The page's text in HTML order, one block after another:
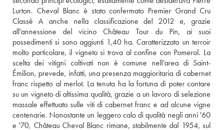
Lurton. Cheval Blanc è stato confermato Premier Grand Cru
Classé A anche nella classificazione del 2012 e, grazie
all'annessione del vicino Château Tour du Pin, ai suoi
possedimenti si sono aggiunti 1,40 ha. Caratterizzato un terroir
molto particolare, il vigneto si trova al confine con Pomerol. La
scelta dei vitigni coltivati non è comune nell’area di Saint-
Émilion, prevede, infatti, una presenza maggioritaria di cabernet
franc rispetto al merlot. La tenuta ha la fortuna di poter contare
su un vigneto di altissima qualità, grazie a un lavoro di selezione
massale effettuato sulle viti di cabernet franc e ad alcune vigne
centenarie. Nonostante un leggero calo di qualità negli anni '60
e '70, Château Cheval Blanc rimane, stabilmente dal 1954, sul